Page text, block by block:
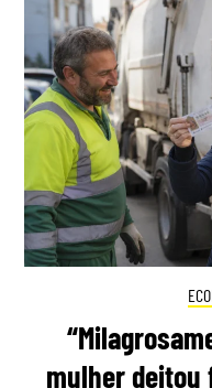
mulher deitou